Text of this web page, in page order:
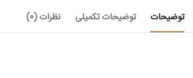
توضیحات توضیحات تکمیلی نظرات (0)